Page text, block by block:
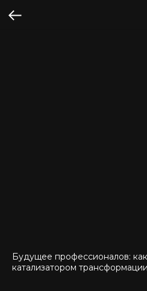
Будущее профессионалов:
катализатором